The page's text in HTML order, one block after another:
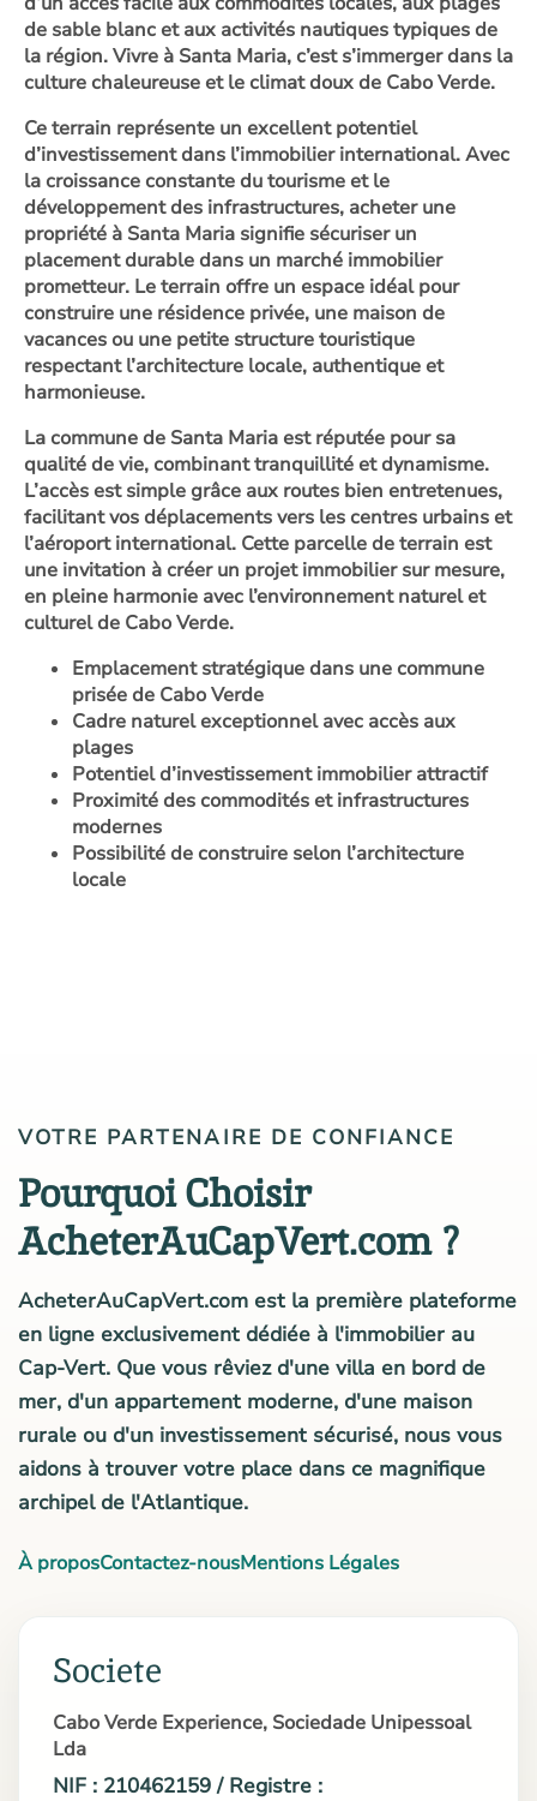
de sable blanc et aux activités nautiques typiques de
la région. Vivre à Santa Maria, c’est s’immerger dans la
culture chaleureuse et le climat doux de Cabo Verde.
Ce terrain représente un excellent potentiel
d’investissement dans l’immobilier international. Avec
la croissance constante du tourisme et le
développement des infrastructures, acheter une
propriété à Santa Maria signifie sécuriser un
placement durable dans un marché immobilier
prometteur. Le terrain offre un espace idéal pour
construire une résidence privée, une maison de
vacances ou une petite structure touristique
respectant l’architecture locale, authentique et
harmonieuse.
La commune de Santa Maria est réputée pour sa
qualité de vie, combinant tranquillité et dynamisme.
L’accès est simple grâce aux routes bien entretenues,
facilitant vos déplacements vers les centres urbains et
l’aéroport international. Cette parcelle de terrain est
une invitation à créer un projet immobilier sur mesure,
en pleine harmonie avec l’environnement naturel et
culturel de Cabo Verde.
Emplacement stratégique dans une commune
prisée de Cabo Verde
Cadre naturel exceptionnel avec accès aux
plages
Potentiel d’investissement immobilier attractif
Proximité des commodités et infrastructures
modernes
Possibilité de construire selon l’architecture
locale
VOTRE PARTENAIRE DE CONFIANCE
Pourquoi Choisir
AcheterAuCapVert.com ?
AcheterAuCapVert.com est la première plateforme
en ligne exclusivement dédiée à l'immobilier au
Cap-Vert. Que vous rêviez d'une villa en bord de
mer, d'un appartement moderne, d'une maison
rurale ou d'un investissement sécurisé, nous vous
aidons à trouver votre place dans ce magnifique
archipel de l'Atlantique.
À proposContactez-nousMentions Légales
Societe
Cabo Verde Experience, Sociedade Unipessoal
Lda
NIF : 210462159 / Registre :